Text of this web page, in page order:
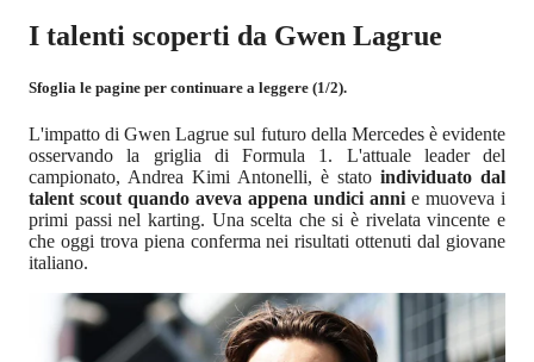
I talenti scoperti da Gwen Lagrue
Sfoglia le pagine per continuare a leggere (1/2).
L'impatto di Gwen Lagrue sul futuro della Mercedes è evidente
osservando la griglia di Formula 1. L'attuale leader del
campionato, Andrea Kimi Antonelli, è stato individuato dal
talent scout quando aveva appena undici annie muoveva i
primi passi nel karting. Una scelta che si è rivelata vincente e
che oggi trova piena conferma nei risultati ottenuti dal giovane
italiano.